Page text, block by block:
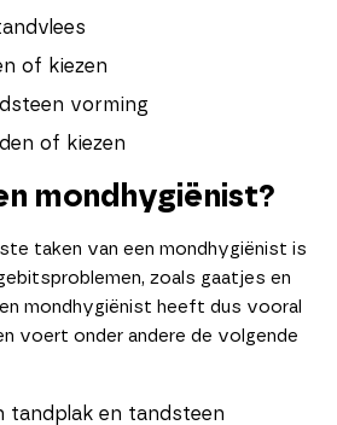
of kiezen
vorming
of kiezen
mondhygiënist?
taken van een mondhygiënist is
zoals gaatjes en
mondhygiënist heeft dus vooral
voert onder andere de volgende
tandplak en tandsteen